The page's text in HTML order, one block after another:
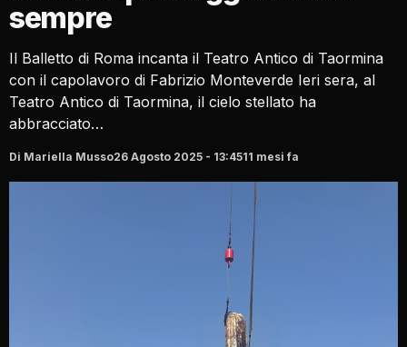
sempre
Il Balletto di Roma incanta il Teatro Antico di Taormina
con il capolavoro di Fabrizio Monteverde Ieri sera, al
Teatro Antico di Taormina, il cielo stellato ha
abbracciato…
Di Mariella Musso26 Agosto 2025 - 13:4511 mesi fa